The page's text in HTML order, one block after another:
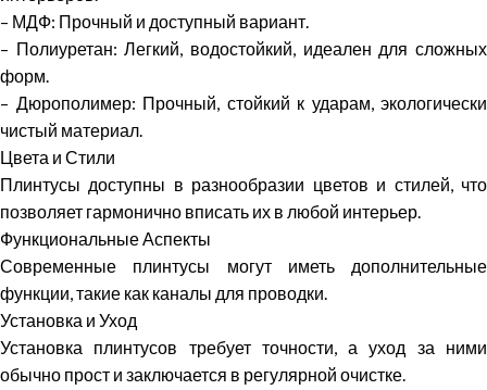
– МДФ: Прочный и доступный вариант.
– Полиуретан: Легкий, водостойкий, идеален для сложных
форм.
– Дюрополимер: Прочный, стойкий к ударам, экологически
чистый материал.
Цвета и Стили
Плинтусы доступны в разнообразии цветов и стилей, что
позволяет гармонично вписать их в любой интерьер.
Функциональные Аспекты
Современные плинтусы могут иметь дополнительные
функции, такие как каналы для проводки.
Установка и Уход
Установка плинтусов требует точности, а уход за ними
обычно прост и заключается в регулярной очистке.